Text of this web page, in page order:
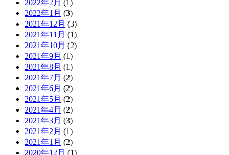
2022年2月 (1)
2022年1月 (3)
2021年12月 (3)
2021年11月 (1)
2021年10月 (2)
2021年9月 (1)
2021年8月 (1)
2021年7月 (2)
2021年6月 (2)
2021年5月 (2)
2021年4月 (2)
2021年3月 (3)
2021年2月 (1)
2021年1月 (2)
2020年12月 (1)